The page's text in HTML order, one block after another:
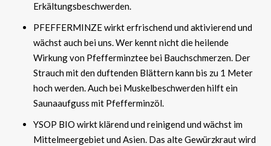
Erkältungsbeschwerden.
PFEFFERMINZE wirkt erfrischend und aktivierend und
wächst auch bei uns. Wer kennt nicht die heilende
Wirkung von Pfefferminztee bei Bauchschmerzen. Der
Strauch mit den duftenden Blättern kann bis zu 1 Meter
hoch werden. Auch bei Muskelbeschwerden hilft ein
Saunaaufguss mit Pfefferminzöl.
YSOP BIO wirkt klärend und reinigend und wächst im
Mittelmeergebiet und Asien. Das alte Gewürzkraut wird